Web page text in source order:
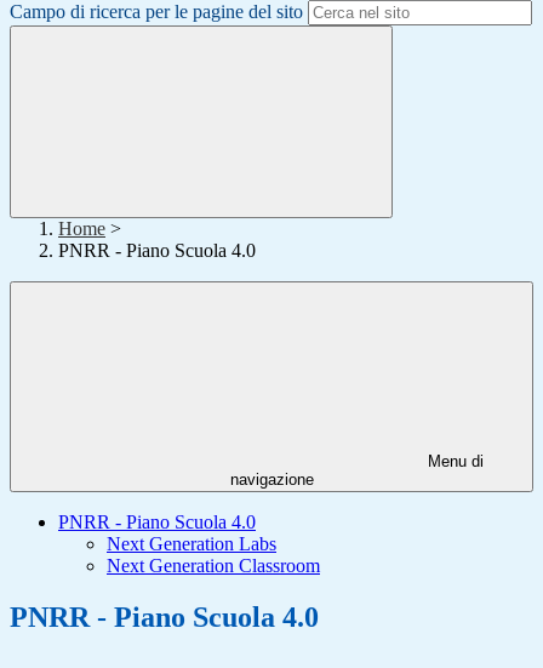
Campo di ricerca per le pagine del sito
Home >
PNRR - Piano Scuola 4.0
Menu di
navigazione
PNRR - Piano Scuola 4.0
Next Generation Labs
Next Generation Classroom
PNRR - Piano Scuola 4.0